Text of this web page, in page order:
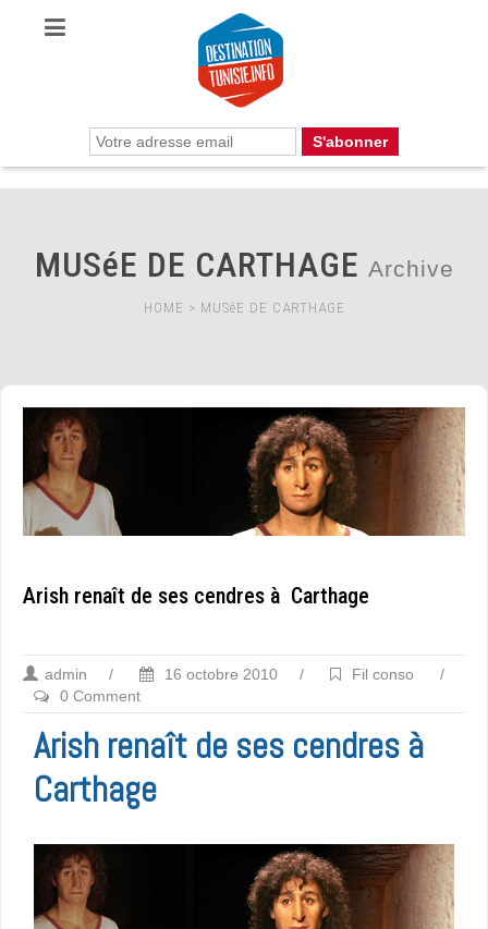
MUSéE DE CARTHAGE Archive
HOME > MUSéE DE CARTHAGE
Arish renaît de ses cendres à Carthage
admin / 16 octobre 2010 / Fil conso
/
0 Comment
Arish renaît de ses cendres à
Carthage